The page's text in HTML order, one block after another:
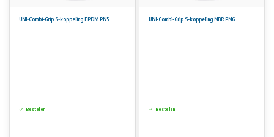
UNI-Combi-Grip S-koppeling EPDM PN5
Bestellen
UNI-Combi-Grip S-koppeling NBR PN6
Bestellen